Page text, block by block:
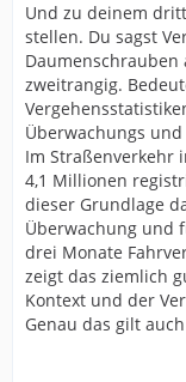
Und zu deinem
stellen. Du sagst
Daumenschrauben
zweitrangig.
Überwachungs
Im Straßenverkehr
4,1 Millionen
dieser Grundlage
Überwachung und
drei Monate
zeigt das ziemlich
Kontext und der
Genau das gilt